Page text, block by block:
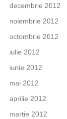
decembrie 2012
noiembrie 2012
octombrie 2012
iulie 2012
iunie 2012
mai 2012
aprilie 2012
martie 2012